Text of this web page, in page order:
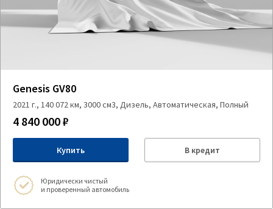
Genesis GV80
2021 г., 140 072 км, 3000 см3, Дизель, Автоматическая, Полный
4 840 000 ₽
Купить В кредит
Юридически чистый
и проверенный автомобиль